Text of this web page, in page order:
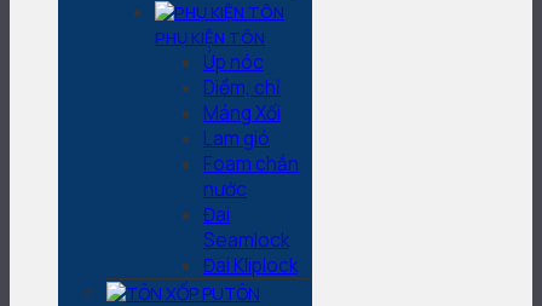
PHỤ KIỆN TÔN
Úp nóc
Diềm, chỉ
Máng Xối
Lam gió
Foam chắn
nước
Đai
Seamlock
Đai Kliplock
TÔN